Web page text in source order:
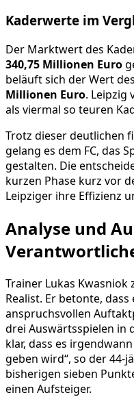
Kaderwerte im
Der Marktwert des
340,75 Millionen Euro
beläuft sich der Wert
Millionen Euro. Leipzig
als viermal so teuren
Trotz dieser deutlichen
gelang es dem FC, das
gestalten. Die
kurzen Phase kurz vor
Leipziger ihre Effizienz
Analyse und
Trainer Lukas Kwasniok
Realist. Er betonte,
anspruchsvollen
drei Auswärtsspielen in
klar, dass es
geben wird“, so der 44-
bisherigen sieben
einen Aufsteiger.